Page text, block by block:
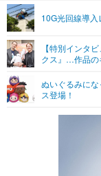
グラビア
ショッピン
ライフTOP
その他
リリース一覧
プッシュ通知の停止
10G光回線導入
【特別インタ
クス』…作品の
ぬいぐるみにな
ス登場！